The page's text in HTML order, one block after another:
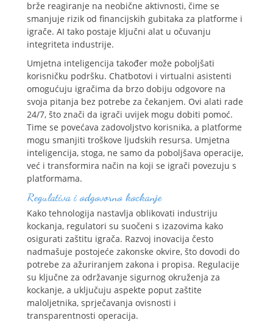
brže reagiranje na neobične aktivnosti, čime se
smanjuje rizik od financijskih gubitaka za platforme i
igrače. AI tako postaje ključni alat u očuvanju
integriteta industrije.
Umjetna inteligencija također može poboljšati
korisničku podršku. Chatbotovi i virtualni asistenti
omogućuju igračima da brzo dobiju odgovore na
svoja pitanja bez potrebe za čekanjem. Ovi alati rade
24/7, što znači da igrači uvijek mogu dobiti pomoć.
Time se povećava zadovoljstvo korisnika, a platforme
mogu smanjiti troškove ljudskih resursa. Umjetna
inteligencija, stoga, ne samo da poboljšava operacije,
već i transformira način na koji se igrači povezuju s
platformama.
Regulativa i odgovorno kockanje
Kako tehnologija nastavlja oblikovati industriju
kockanja, regulatori su suočeni s izazovima kako
osigurati zaštitu igrača. Razvoj inovacija često
nadmašuje postojeće zakonske okvire, što dovodi do
potrebe za ažuriranjem zakona i propisa. Regulacije
su ključne za održavanje sigurnog okruženja za
kockanje, a uključuju aspekte poput zaštite
maloljetnika, sprječavanja ovisnosti i
transparentnosti operacija.